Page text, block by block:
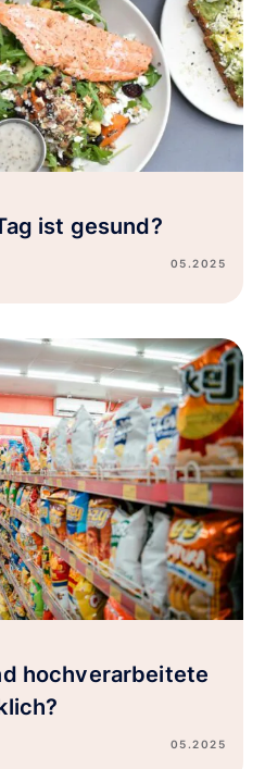
ist gesund?
05.2025
hochverarbeitete
05.2025